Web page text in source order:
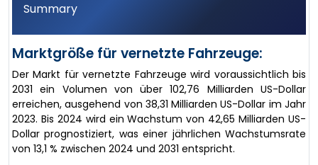
Summary
Marktgröße für vernetzte Fahrzeuge:
Der Markt für vernetzte Fahrzeuge wird voraussichtlich bis
2031 ein Volumen von über 102,76 Milliarden US-Dollar
erreichen, ausgehend von 38,31 Milliarden US-Dollar im Jahr
2023. Bis 2024 wird ein Wachstum von 42,65 Milliarden US-
Dollar prognostiziert, was einer jährlichen Wachstumsrate
von 13,1 % zwischen 2024 und 2031 entspricht.